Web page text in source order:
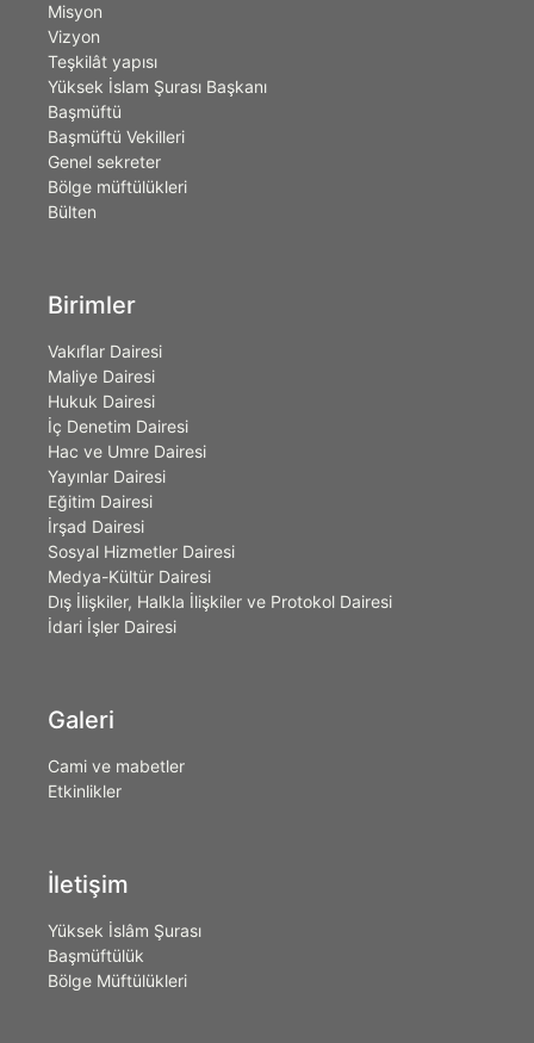
Misyon
Vizyon
Teşkilât yapısı
Yüksek İslam Şurası Başkanı
Başmüftü
Başmüftü Vekilleri
Genel sekreter
Bölge müftülükleri
Bülten
Birimler
Vakıflar Dairesi
Maliye Dairesi
Hukuk Dairesi
İç Denetim Dairesi
Hac ve Umre Dairesi
Yayınlar Dairesi
Eğitim Dairesi
İrşad Dairesi
Sosyal Hizmetler Dairesi
Medya-Kültür Dairesi
Dış İlişkiler, Halkla İlişkiler ve Protokol Dairesi
İdari İşler Dairesi
Galeri
Cami ve mabetler
Etkinlikler
İletişim
Yüksek İslâm Şurası
Başmüftülük
Bölge Müftülükleri